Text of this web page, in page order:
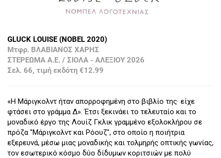
GLUCK LOUISE (NOBEL 2020)
Μτφρ. ΒΛΑΒΙΑΝΟΣ ΧΑΡΗΣ
ΣΤΕΡΕΩΜΑ Α.Ε. / ΣΙΟΛΑ - ΑΛΕΞΙΟΥ 2026
Σελ. 66, τιμή εκδότη €12.99
«Η Μάριγκολντ ήταν απορροφημένη στο βιβλίο της· είχε
φτάσει στο γράμμα Δ». Έτσι ξεκινάει το τελευταίο και το
μοναδικό έργο της Λουίζ Γκλικ γραμμένο εξολοκλήρου σε
πρόζα "Μάριγκολντ και Ρόουζ", στο οποίο η ποιήτρια
εξερευνά, μέσω μιας μοναδικής και τολμηρής οπτικής γωνίας,
τον εσωτερικό κόσμο δύο δίδυμων κοριτσιών με πολύ